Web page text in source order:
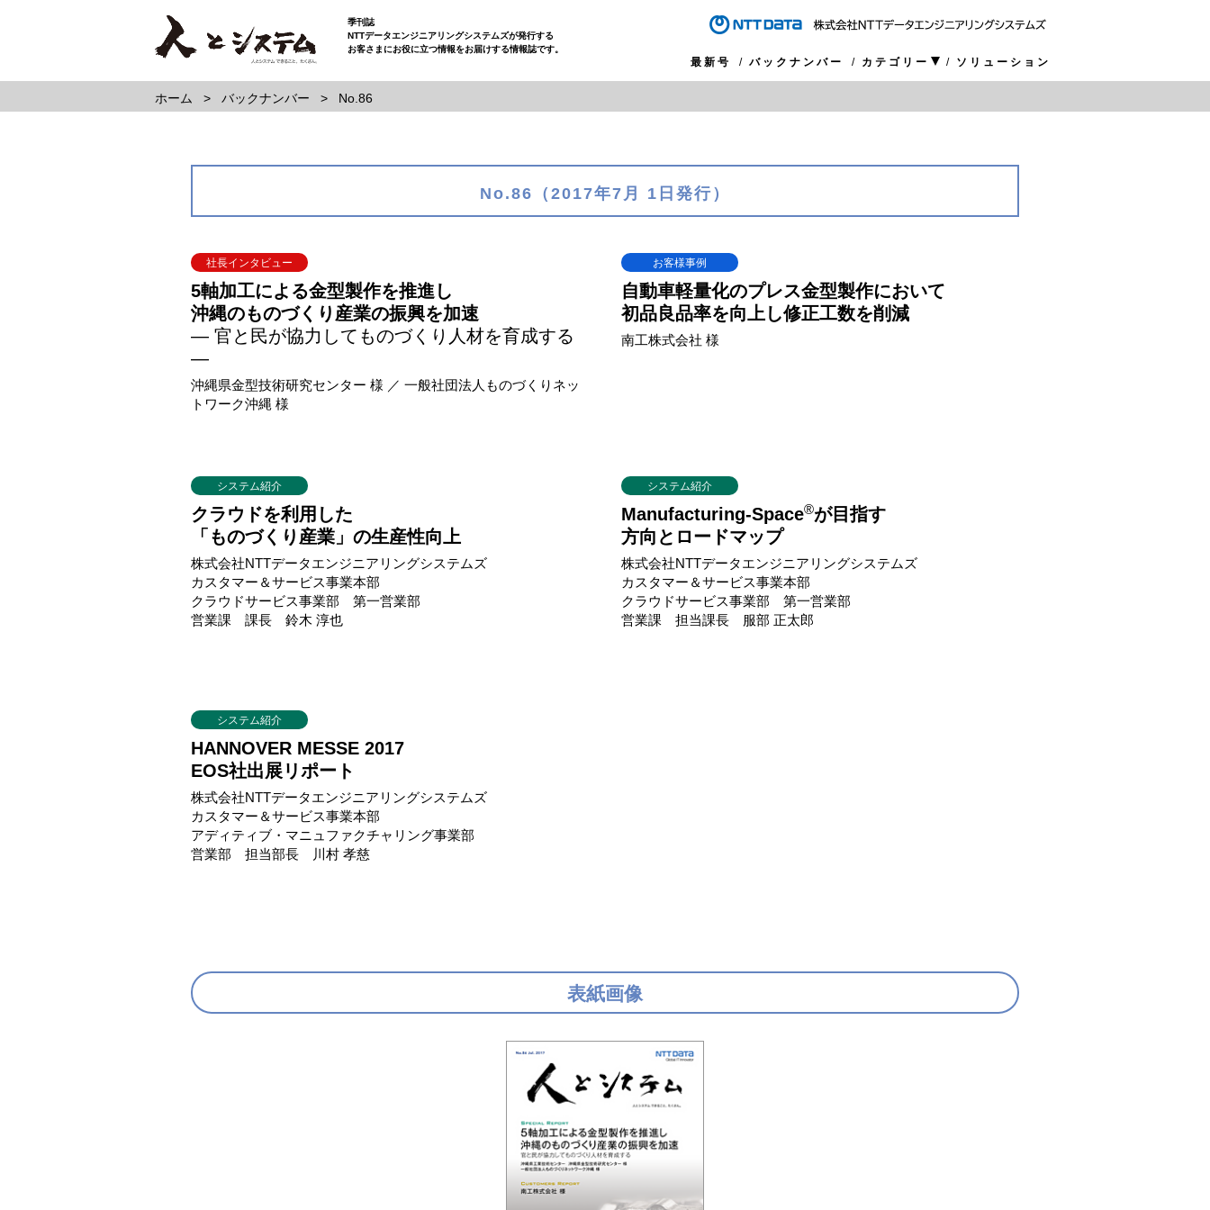
季刊誌
NTTデータエンジニアリングシステムズが発行する
お客さまにお役に立つ情報をお届けする情報誌です。
最新号 バックナンバー カテゴリー ソリューション
ホーム バックナンバー No.86
No.86（2017年7月 1日発行）
社長インタビュー
5軸加工による金型製作を推進し
沖縄のものづくり産業の振興を加速
― 官と民が協力してものづくり人材を育成する
―
沖縄県金型技術研究センター 様 ／ 一般社団法人ものづくりネッ
トワーク沖縄 様
お客様事例
自動車軽量化のプレス金型製作において
初品良品率を向上し修正工数を削減
南工株式会社 様
システム紹介
クラウドを利用した
「ものづくり産業」の生産性向上
株式会社NTTデータエンジニアリングシステムズ
カスタマー＆サービス事業本部
クラウドサービス事業部 第一営業部
営業課 課長 鈴木 淳也
システム紹介
Manufacturing-Space®が目指す
方向とロードマップ
株式会社NTTデータエンジニアリングシステムズ
カスタマー＆サービス事業本部
クラウドサービス事業部 第一営業部
営業課 担当課長 服部 正太郎
システム紹介
HANNOVER MESSE 2017
EOS社出展リポート
株式会社NTTデータエンジニアリングシステムズ
カスタマー＆サービス事業本部
アディティブ・マニュファクチャリング事業部
営業部 担当部長 川村 孝慈
表紙画像